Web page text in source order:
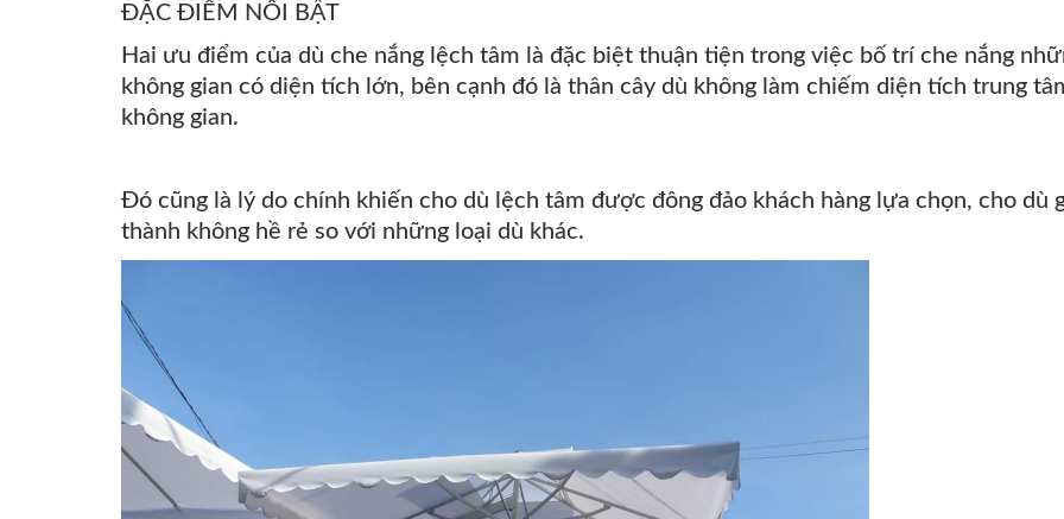
ĐẶC ĐIỂM NỔI BẬT
Hai ưu điểm của dù che nắng lệch tâm là đặc biệt thuận tiện trong việc bố trí che nắng
không gian có diện tích lớn, bên cạnh đó là thân cây dù không làm chiếm diện tích trung
không gian.
Đó cũng là lý do chính khiến cho dù lệch tâm được đông đảo khách hàng lựa chọn, cho dù
thành không hề rẻ so với những loại dù khác.